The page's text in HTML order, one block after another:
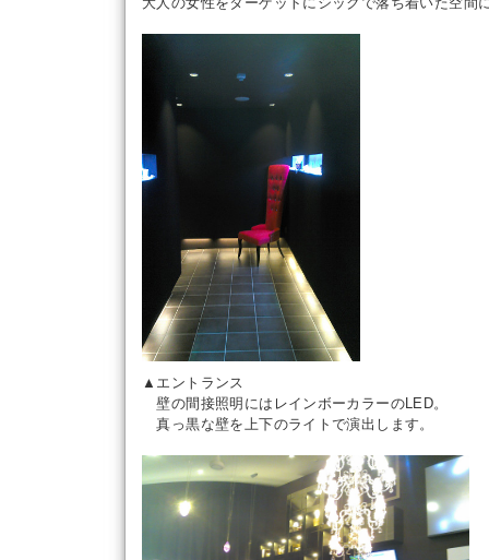
▲エントランス
壁の間接照明にはレインボーカラーのLED。
真っ黒な壁を上下のライトで演出します。